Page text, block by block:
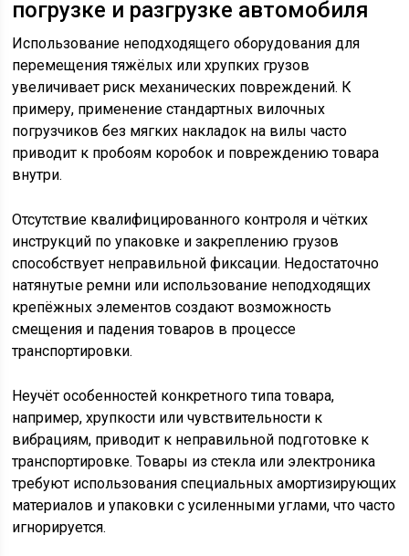
погрузке и разгрузке автомобиля
Использование неподходящего оборудования для
перемещения тяжёлых или хрупких грузов
увеличивает риск механических повреждений. К
примеру, применение стандартных вилочных
погрузчиков без мягких накладок на вилы часто
приводит к пробоям коробок и повреждению товара
внутри.
Отсутствие квалифицированного контроля и чётких
инструкций по упаковке и закреплению грузов
способствует неправильной фиксации. Недостаточно
натянутые ремни или использование неподходящих
крепёжных элементов создают возможность
смещения и падения товаров в процессе
транспортировки.
Неучёт особенностей конкретного типа товара,
например, хрупкости или чувствительности к
вибрациям, приводит к неправильной подготовке к
транспортировке. Товары из стекла или электроника
требуют использования специальных амортизирующих
материалов и упаковки с усиленными углами, что часто
игнорируется.